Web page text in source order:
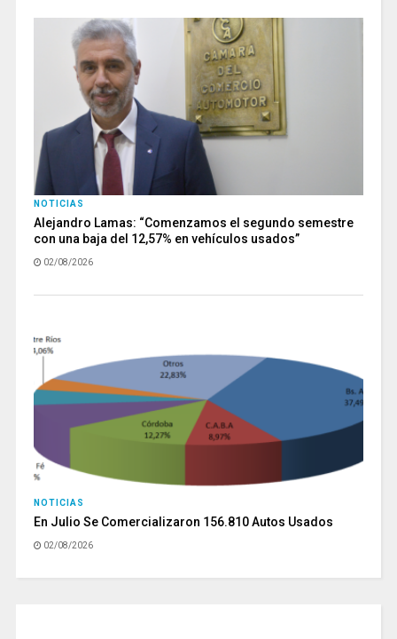
NOTICIAS
Alejandro Lamas: “Comenzamos el segundo semestre
con una baja del 12,57% en vehículos usados”
02/08/2026
NOTICIAS
En Julio Se Comercializaron 156.810 Autos Usados
02/08/2026